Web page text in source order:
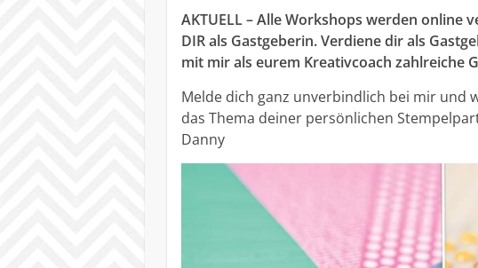
AKTUELL – Alle Workshops werden
DIR als Gastgeberin. Verdiene dir als
mit mir als eurem Kreativcoach zahlreiche
Melde dich ganz unverbindlich bei mir und
das Thema deiner persönlichen
Danny